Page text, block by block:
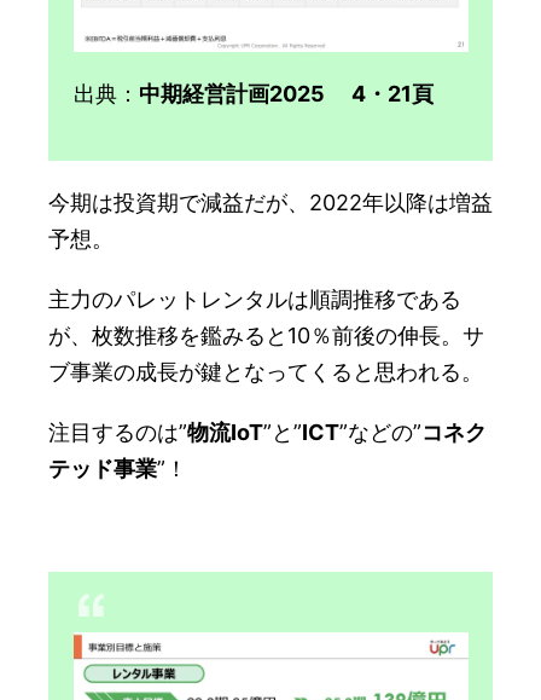
出典： 中期経営計画2025 4・21頁
今期は投資期で減益だが、2022年以降は増益
予想。
主力のパレットレンタルは順調推移である
が、枚数推移を鑑みると10％前後の伸長。サ
ブ事業の成長が鍵となってくると思われる。
注目するのは”物流IoT”と”ICT”などの”コネク
テッド事業”！